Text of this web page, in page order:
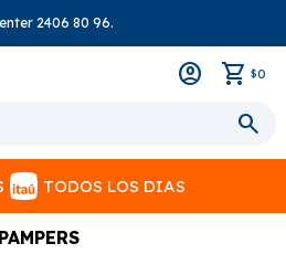
2406 80 96.
$0
TODOS LOS DIAS
PAMPERS